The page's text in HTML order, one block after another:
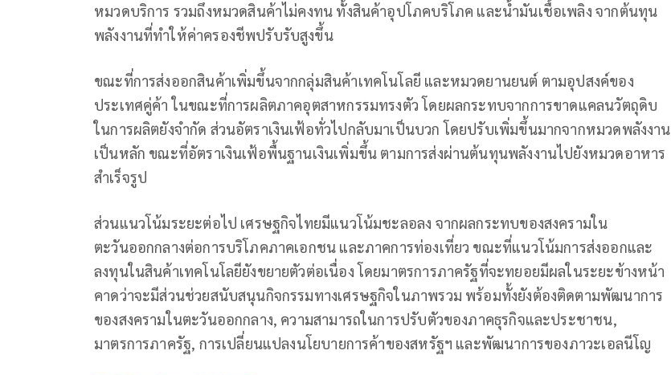
หมวดบริการ รวมถึงหมวดสินค้าไม่คงทน ทั้งสินค้าอุปโภคบริโภค และน้ำมันเชื้อเพลิง จากต้นทุน
พลังงานที่ทำให้ค่าครองชีพปรับรับสูงขึ้น
ขณะที่การส่งออกสินค้าเพิ่มขึ้นจากกลุ่มสินค้าเทคโนโลยี และหมวดยานยนต์ ตามอุปสงค์ของ
ประเทศคู่ค้า ในขณะที่การผลิตภาคอุตสาหกรรมทรงตัว โดยผลกระทบจากการขาดแคลนวัตถุดิบ
ในการผลิตยังจำกัด ส่วนอัตราเงินเฟ้อทั่วไปกลับมาเป็นบวก โดยปรับเพิ่มขึ้นมากจากหมวดพลังงาน
เป็นหลัก ขณะที่อัตราเงินเฟ้อพื้นฐานเงินเพิ่มขึ้น ตามการส่งผ่านต้นทุนพลังงานไปยังหมวดอาหาร
สำเร็จรูป
ส่วนแนวโน้มระยะต่อไป เศรษฐกิจไทยมีแนวโน้มชะลอลง จากผลกระทบของสงครามใน
ตะวันออกกลางต่อการบริโภคภาคเอกชน และภาคการท่องเที่ยว ขณะที่แนวโน้มการส่งออกและ
ลงทุนในสินค้าเทคโนโลยียังขยายตัวต่อเนื่อง โดยมาตรการภาครัฐที่จะทยอยมีผลในระยะข้างหน้า
คาดว่าจะมีส่วนช่วยสนับสนุนกิจกรรมทางเศรษฐกิจในภาพรวม พร้อมทั้งยังต้องติดตามพัฒนาการ
ของสงครามในตะวันออกกลาง, ความสามารถในการปรับตัวของภาคธุรกิจและประชาชน,
มาตรการภาครัฐ, การเปลี่ยนแปลงนโยบายการค้าของสหรัฐฯ และพัฒนาการของภาวะเอลนีโญ